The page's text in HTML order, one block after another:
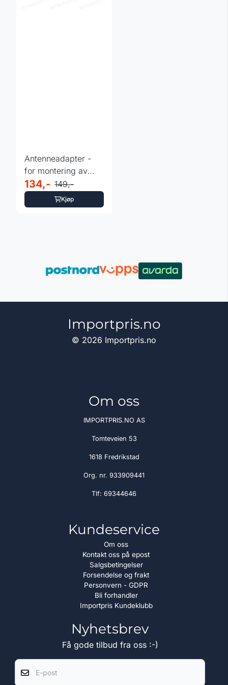
Antenneadapter -
for montering av
ettermarkedsspiller
134,- 149,-
Kjøp
Importpris.no
© 2026 Importpris.no
Om oss
IMPORTPRIS.NO AS
Tomteveien 53
1618 Fredrikstad
Org. nr. 933909441
Tlf: 69344646
Kundeservice
Om oss
Kontakt oss på epost
Salgsbetingelser
Forsendelse og frakt
Personvern - GDPR
Bli forhandler
Importpris Kundeklubb
Nyhetsbrev
Få gode tilbud fra oss :-)